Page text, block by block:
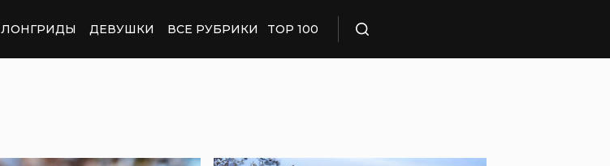
ЛОНГРИДЫ ДЕВУШКИ ВСЕ РУБРИКИ TOP 100